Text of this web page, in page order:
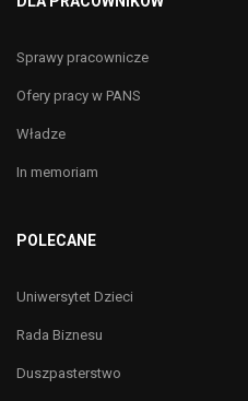
Sprawy pracownicze
Ofery pracy w PANS
Władze
In memoriam
POLECANE
Uniwersytet Dzieci
Rada Biznesu
Duszpasterstwo